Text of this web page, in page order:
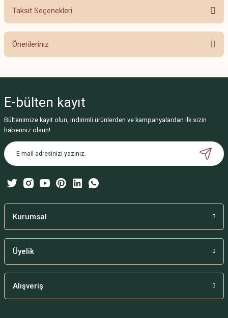
Bu ürüne ilk yorumu siz yapın!
Taksit Seçenekleri
Önerileriniz
Görüş ve önerileriniz için teşekkür ederiz.
Ürün resmi kalitesiz, bozuk veya görüntülenemiyor.
Ürün açıklamasında eksik bilgiler bulunuyor.
Ürün bilgilerinde hatalar bulunuyor.
Bu ürüne benzer farklı alternatifler olmalı.
E-bülten kayıt
Bültenimize kayıt olun, indirimli ürünlerden ve kampanyalardan ilk sizin
haberiniz olsun!
Kurumsal
Üyelik
Alışveriş